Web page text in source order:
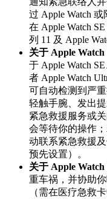
过 Apple Watch
在 Apple Watch
列 11 及 Apple
关于 Apple Watch
于 Apple Watch
者 Apple Watch
可自动检测到严
轻触手腕、发出
紧急救援服务或
会等待你的操作
动联系紧急救援
预先设置）。
关于 Apple Watch
重车祸，并协助
（需在医疗急救